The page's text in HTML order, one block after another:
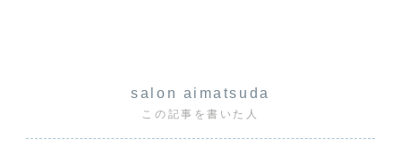
salon aimatsuda
この記事を書いた人